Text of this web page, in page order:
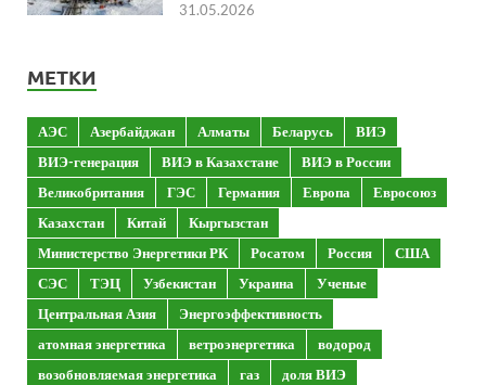
31.05.2026
МЕТКИ
АЭС Азербайджан Алматы Беларусь
ВИЭ
ВИЭ-генерация
ВИЭ в Казахстане
ВИЭ в России
Великобритания
ГЭС Германия Европа
Евросоюз
Казахстан
Китай
Кыргызстан
Министерство Энергетики РК
Росатом Россия
США
СЭС
ТЭЦ Узбекистан Украина
Ученые
Центральная Азия
Энергоэффективность
атомная энергетика
ветроэнергетика
водород
возобновляемая энергетика
газ
доля ВИЭ